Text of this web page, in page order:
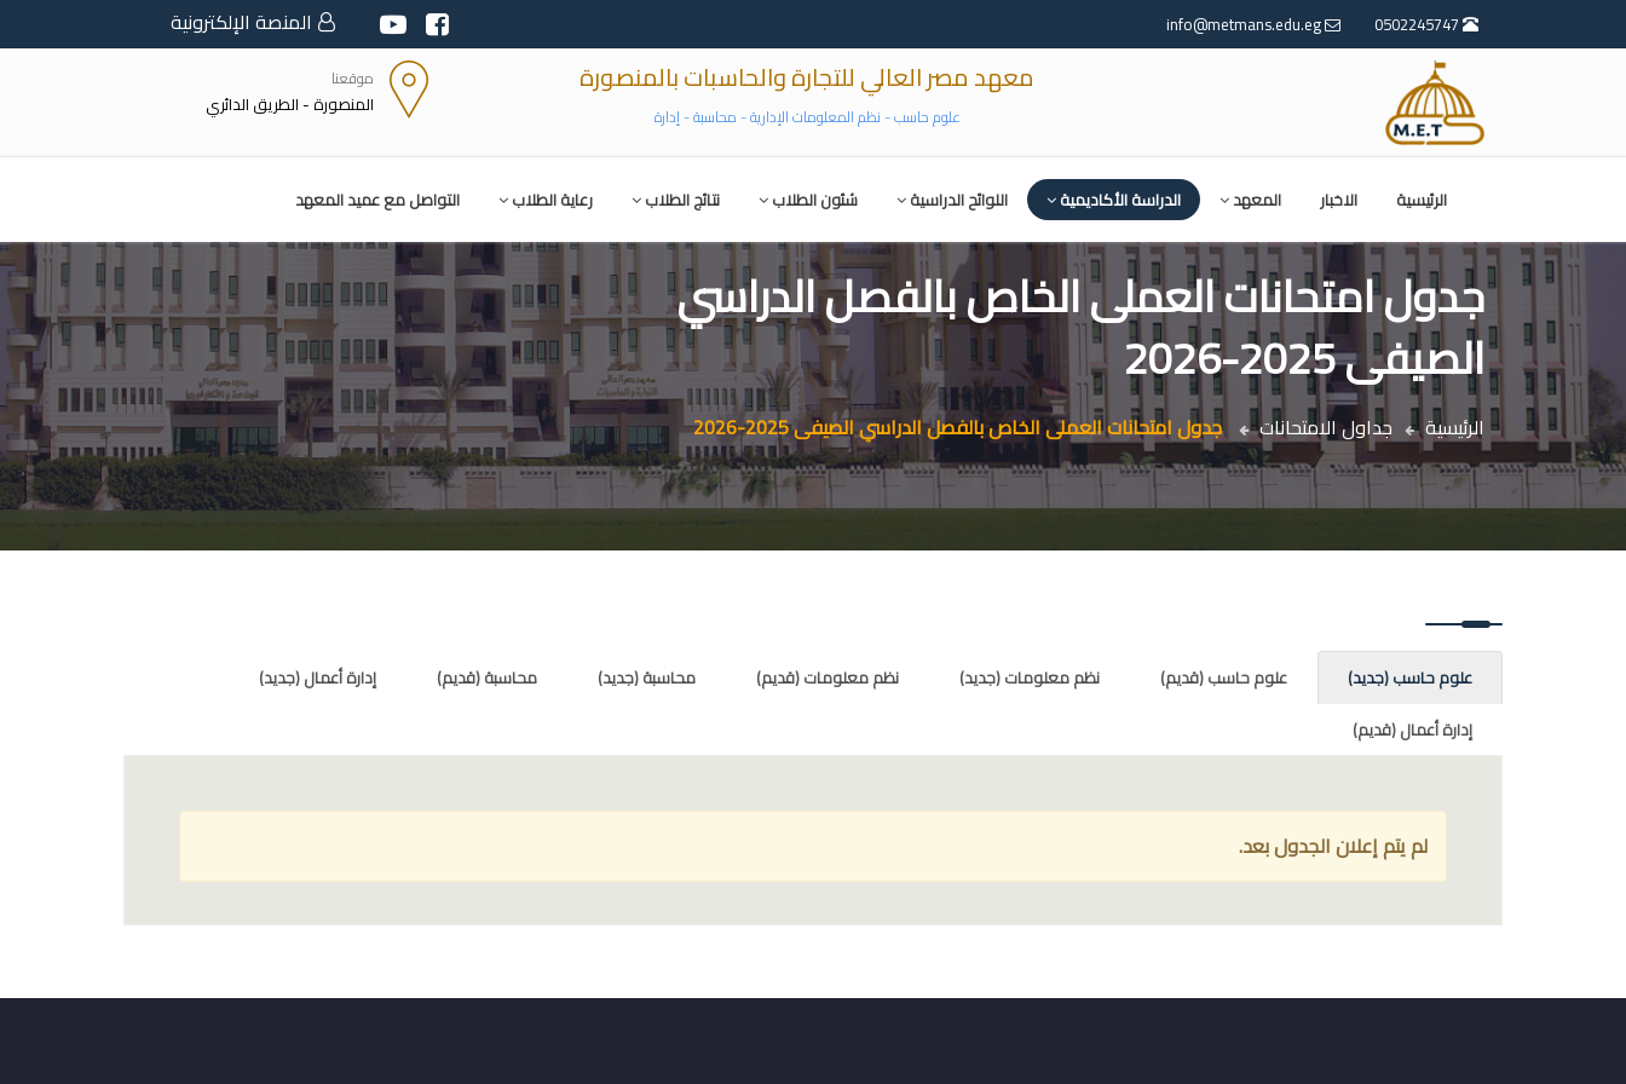
المنصة الإلكترونية
معهد مصر العالي للتجارة والحاسبات بالمنصورة
علوم حاسب - نظم المعلومات الإدارية - محاسبة - إدارة
موقعنا
المنصورة - الطريق الدائري
الرئيسية الاخبار المعهد الدراسة الأكاديمية اللوائح الدراسية شئون الطلاب نتائج الطلاب رعاية الطلاب التواصل مع عميد المعهد
جدول امتحانات العملى الخاص بالفصل الدراسي
الصيفى 2025-2026
الرئيسية جداول الامتحانات جدول امتحانات العملى الخاص بالفصل الدراسي الصيفى 2025-2026
علوم حاسب (جديد) علوم حاسب (قديم) نظم معلومات (جديد) نظم معلومات (قديم) محاسبة (جديد) محاسبة (قديم)
إدارة أعمال (جديد)
إدارة أعمال (قديم)
لم يتم إعلان الجدول بعد.